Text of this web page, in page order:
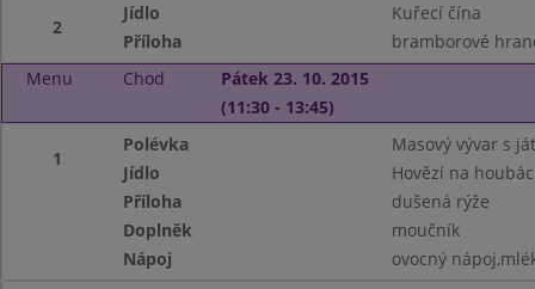
2
Jídlo
Kuřecí čína
Příloha
bramborové
Menu
Chod
Pátek 23. 10. 2015
(11:30 - 13:45)
1
Polévka
Masový vývar s
Jídlo
Hovězí na
Příloha
dušená rýže
Doplněk
moučník
Nápoj
ovocný